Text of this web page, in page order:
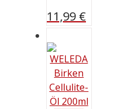
11,99 €